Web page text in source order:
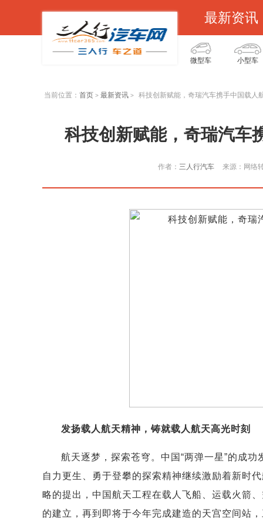
最新资讯
微型车 小型车
当前位置： 首页 > 最新资讯 > 科技创新赋能，奇瑞汽车携手中国载人
科技创新赋能，奇瑞汽车
作者： 三人行汽车 来源：网络
发扬载人航天精神，铸就载人航天高光时刻
航天逐梦，探索苍穹。中国“两弹一星”的成
自力更生、勇于登攀的探索精神继续激励着新时
略的提出，中国航天工程在载人飞船、运载火箭
的建立，再到即将于今年完成建造的天宫空间站